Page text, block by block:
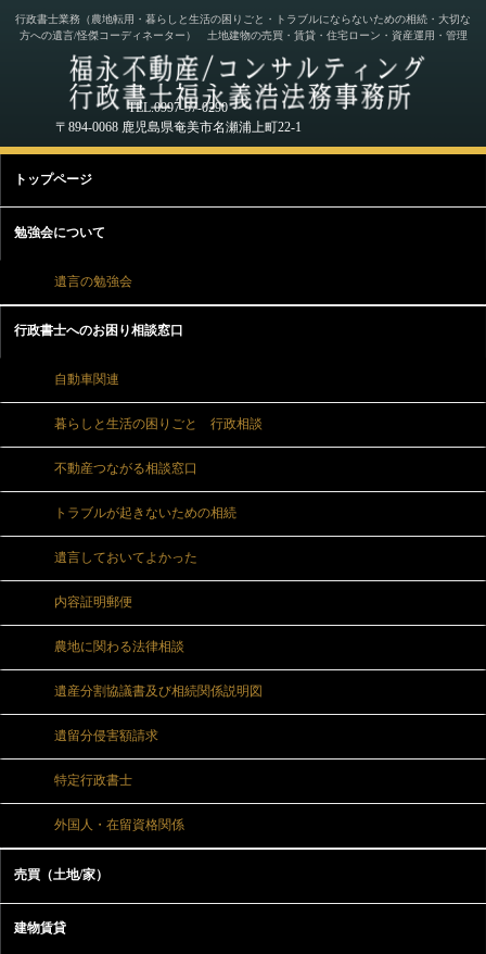
行政書士業務（農地転用・暮らしと生活の困りごと・トラブルにならないための相続・大切な
方への遺言/怪傑コーディネーター） 土地建物の売買・賃貸・住宅ローン・資産運用・管理
TEL.0997-57-0290
〒894-0068 鹿児島県奄美市名瀬浦上町22-1
トップページ
勉強会について
遺言の勉強会
行政書士へのお困り相談窓口
自動車関連
暮らしと生活の困りごと 行政相談
不動産つながる相談窓口
トラブルが起きないための相続
遺言しておいてよかった
内容証明郵便
農地に関わる法律相談
遺産分割協議書及び相続関係説明図
遺留分侵害額請求
特定行政書士
外国人・在留資格関係
売買（土地/家）
建物賃貸